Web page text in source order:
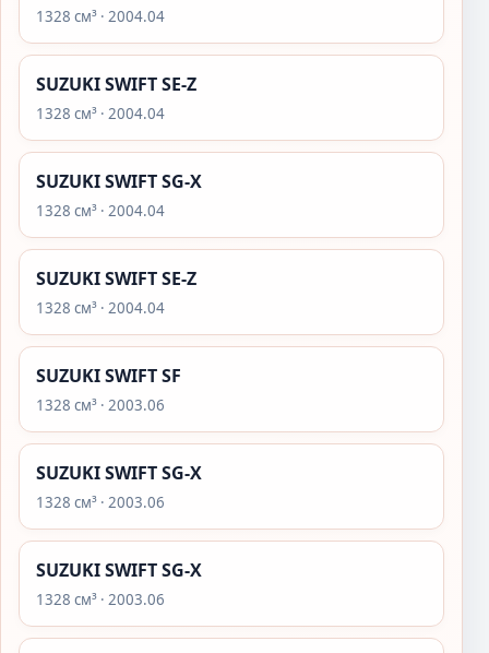
1328 см³ · 2004.04
SUZUKI SWIFT SE-Z
1328 см³ · 2004.04
SUZUKI SWIFT SG-X
1328 см³ · 2004.04
SUZUKI SWIFT SE-Z
1328 см³ · 2004.04
SUZUKI SWIFT SF
1328 см³ · 2003.06
SUZUKI SWIFT SG-X
1328 см³ · 2003.06
SUZUKI SWIFT SG-X
1328 см³ · 2003.06